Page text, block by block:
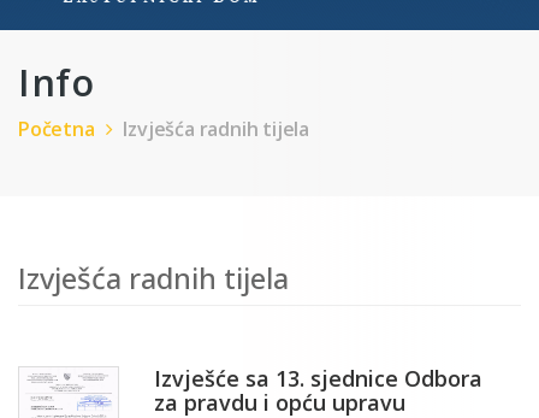
Info
Početna Izvješća radnih tijela
Izvješća radnih tijela
Izvješće sa 13. sjednice Odbora
za pravdu i opću upravu